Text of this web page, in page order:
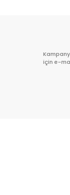
için e-